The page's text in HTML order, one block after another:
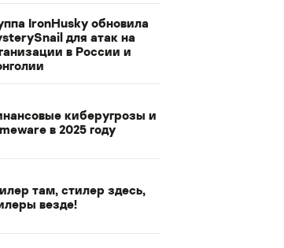
IronHusky обновила
для атак на
в России и
киберугрозы и
в 2025 году
там, стилер здесь,
везде!